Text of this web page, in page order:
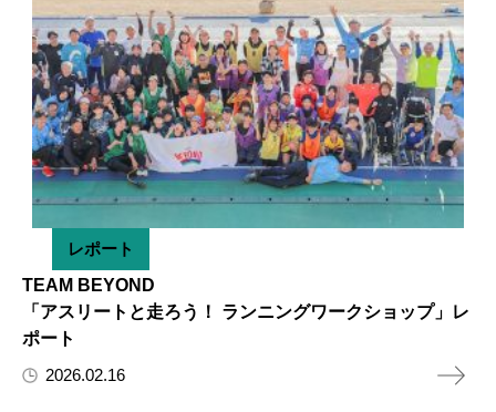
レポート
TEAM BEYOND
「アスリートと走ろう！ ランニングワークショップ」レ
ポート
2026.02.16